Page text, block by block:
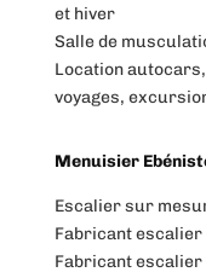
et hiver
Salle de
Location
voyages,
Menuisier
Escalier sur
Fabricant escalier
Fabricant